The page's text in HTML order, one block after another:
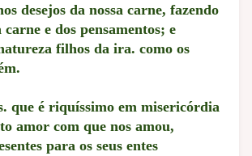
desejos da nossa carne, fazendo
e dos pensamentos; e
filhos da ira. como os
que é riquíssimo em misericórdia
amor com que nos amou,
para os seus entes